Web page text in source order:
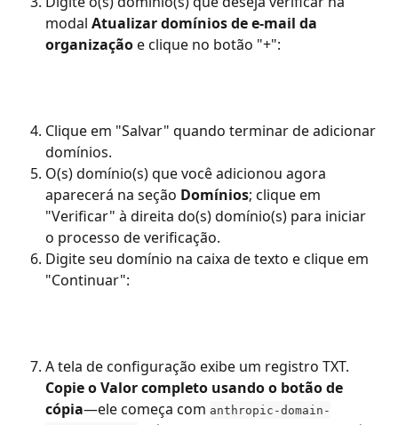
modal Atualizar domínios de e-mail da
organização e clique no botão "+":
Clique em "Salvar" quando terminar de adicionar
domínios.
O(s) domínio(s) que você adicionou agora
aparecerá na seção Domínios; clique em
"Verificar" à direita do(s) domínio(s) para iniciar
o processo de verificação.
Digite seu domínio na caixa de texto e clique em
"Continuar":
A tela de configuração exibe um registro TXT.
Copie o Valor completo usando o botão de
cópia—ele começa com anthropic-domain-